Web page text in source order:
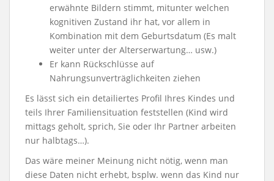
erwähnte Bildern stimmt, mitunter welchen
kognitiven Zustand ihr hat, vor allem in
Kombination mit dem Geburtsdatum (Es malt
weiter unter der Alterserwartung… usw.)
Er kann Rückschlüsse auf
Nahrungsunverträglichkeiten ziehen
Es lässt sich ein detailiertes Profil Ihres Kindes und
teils Ihrer Familiensituation feststellen (Kind wird
mittags geholt, sprich, Sie oder Ihr Partner arbeiten
nur halbtags…).
Das wäre meiner Meinung nicht nötig, wenn man
diese Daten nicht erhebt, bsplw. wenn das Kind nur